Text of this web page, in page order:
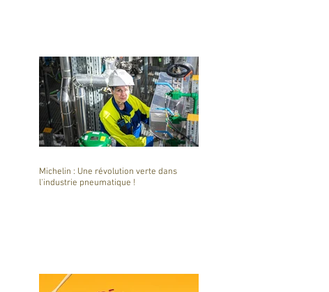
Michelin : Une révolution verte dans
l'industrie pneumatique !